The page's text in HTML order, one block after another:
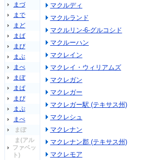
まづ
まで
まど
まば
まび
まぶ
まべ
まぼ
まぱ
まぴ
まぷ
まぺ
まぽ
ま(アル
ファベッ
ト)
マクルディ
マクルランド
マクルリン-6-グルコシド
マクルーハン
マクレイン
マクレイ・ウィリアムズ
マクレガン
マクレガー
マクレガー駅 (テキサス州)
マクレシュ
マクレナン
マクレナン郡 (テキサス州)
マクレモア